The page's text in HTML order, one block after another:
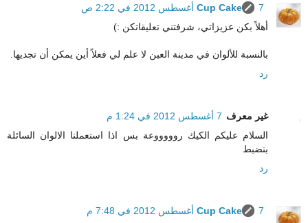
Cup Cake
7 أغسطس 2012 في 2:22 ص
أهلاً بكن عزيزاتي، شرفتني تعليقاتكن :)
بالنسبة للألوان في مدينة العين لا علم لي فعلاً أين يمكن أن تجديها.
رد
غير معرف 7 أغسطس 2012 في 1:24 م
السلام عليكم الكيك روووووعة بس اذا استعملنا الالوان السائلة
بتضبط
رد
Cup Cake
7 أغسطس 2012 في 7:48 م